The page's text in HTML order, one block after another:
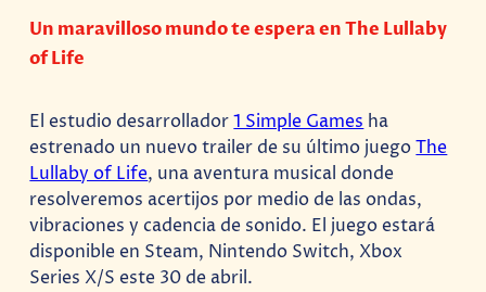
Un maravilloso mundo te espera en The Lullaby
of Life
El estudio desarrollador1 Simple Gamesha
estrenado un nuevo trailer de su último juegoThe
Lullaby of Life, una aventura musical donde
resolveremos acertijos por medio de las ondas,
vibraciones y cadencia de sonido. El juego estará
disponible en Steam, Nintendo Switch, Xbox
Series X/S este 30 de abril.